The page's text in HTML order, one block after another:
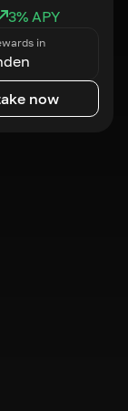
3% APY
in
now